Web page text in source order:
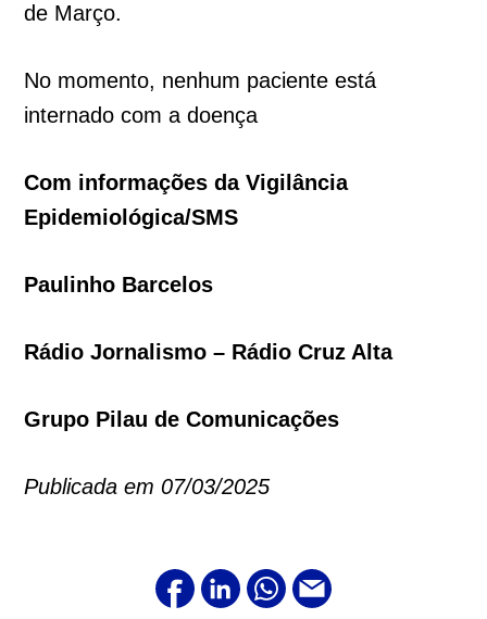
de Março.
No momento, nenhum paciente está
internado com a doença
Com informações da Vigilância
Epidemiológica/SMS
Paulinho Barcelos
Rádio Jornalismo – Rádio Cruz Alta
Grupo Pilau de Comunicações
Publicada em 07/03/2025